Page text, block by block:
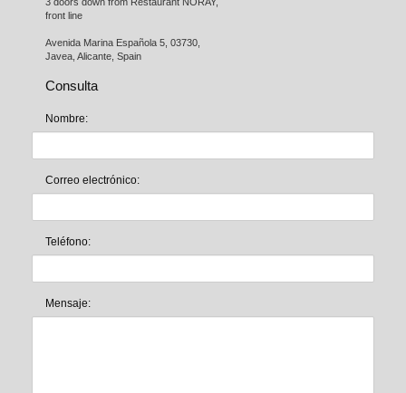
front line
Avenida Marina Española 5, 03730,
Javea, Alicante, Spain
Consulta
Nombre:
Correo electrónico:
Teléfono:
Mensaje: